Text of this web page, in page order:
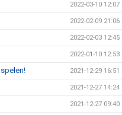
2022-03-10 12:07
2022-02-09 21:06
2022-02-03 12:45
2022-01-10 12:53
2021-12-29 16:51
2021-12-27 14:24
2021-12-27 09:40